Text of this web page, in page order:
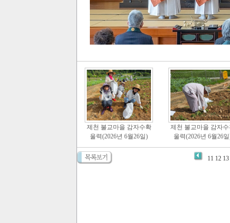
제천 불교마을 감자수확
울력(2026년 6월26일)
제천 불교마을 감자수
울력(2026년 6월26
11 12 13